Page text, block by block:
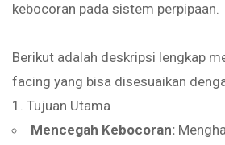
kebocoran pada sistem perpipaan.
Berikut adalah deskripsi lengkap
facing yang bisa disesuaikan
1. Tujuan Utama
Mencegah Kebocoran: